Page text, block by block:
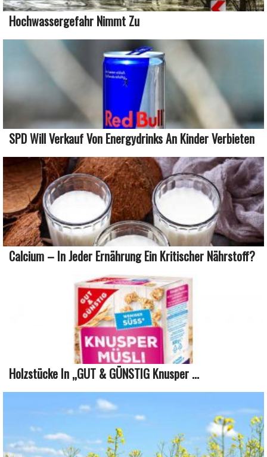
Hochwassergefahr Nimmt Zu
SPD Will Verkauf Von Energydrinks An Kinder Verbieten
Calcium – In Jeder Ernährung Ein Kritischer Nährstoff?
Holzstücke In „GUT & GÜNSTIG Knusper ...